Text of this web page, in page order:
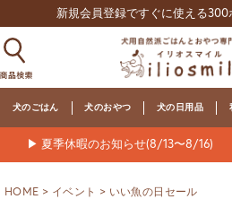
新規会員登録ですぐに使える300
犬のごはん 犬のおやつ 犬の日用品
▶ 夏季休暇のお知らせ(8/13〜8/16)
HOME イベント
いい魚の日セール